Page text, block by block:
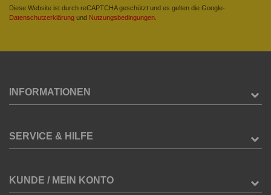
Diese Website ist durch reCAPTCHA geschützt und es gelten die Google-
Datenschutzerklärung und Nutzungsbedingungen
INFORMATIONEN
SERVICE & HILFE
KUNDE / MEIN KONTO